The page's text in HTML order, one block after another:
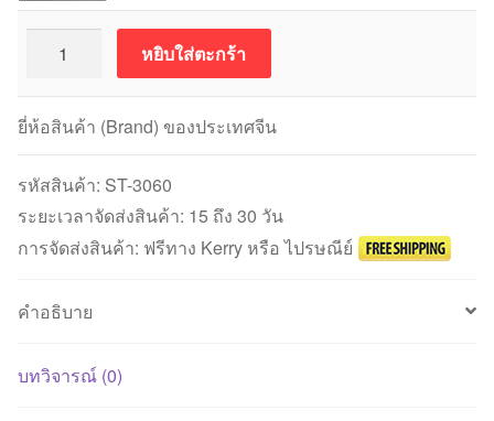
Meter
ST-
3060
เครื่อง
วัด
TDS
หยิบใส่ตะกร้า
ยี่ห้อสินค้า (Brand) ของประเทศจีน
รหัสสินค้า: ST-3060
ระยะเวลาจัดส่งสินค้า: 15 ถึง 30 วัน
การจัดส่งสินค้า: ฟรีทาง Kerry หรือ ไปรษณีย์
คำอธิบาย
บทวิจารณ์ (0)